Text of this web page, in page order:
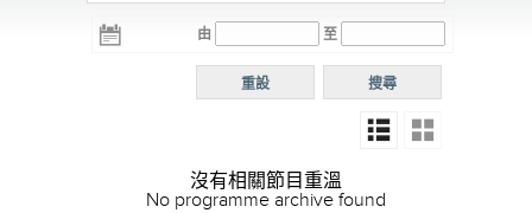
電台 電台
R5
電台
普通
由 至
搜尋
重設
沒有相關節目重溫
No programme archive found